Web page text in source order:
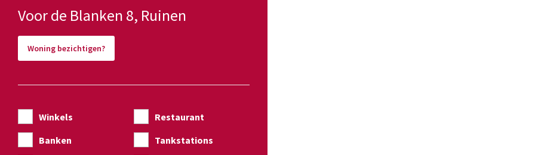
Voor de Blanken 8, Ruinen
Woning bezichtigen?
Winkels
Restaurant
Banken
Tankstations